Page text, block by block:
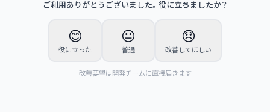
ご利用ありがとうございました。役に立ちましたか？
😊
役に立った
😐
普通
😞
改善してほしい
改善要望は開発チームに直接届きます